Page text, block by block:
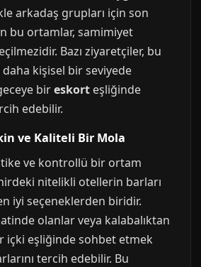
arkadaş grupları için son
bu ortamlar, samimiyet
Bazı ziyaretçiler, bu
kişisel bir seviyede
bireskort eşliğinde
edebilir.
ve Kaliteli Bir Mola
ve kontrollü bir ortam
nitelikli otellerin barları
iyi seçeneklerden biridir.
olanlar veya kalabalıktan
içki eşliğinde sohbet etmek
tercih edebilir. Bu